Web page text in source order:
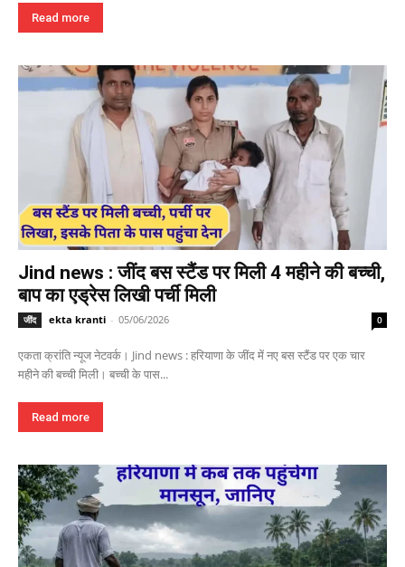
Read more
Jind news : जींद बस स्टैंड पर मिली 4 महीने की बच्ची,
बाप का एड्रेस लिखी पर्ची मिली
जींद ekta kranti - 05/06/2026 0
एकता क्रांति न्यूज नेटवर्क। Jind news : हरियाणा के जींद में नए बस स्टैंड पर एक चार
महीने की बच्ची मिली। बच्ची के पास...
Read more